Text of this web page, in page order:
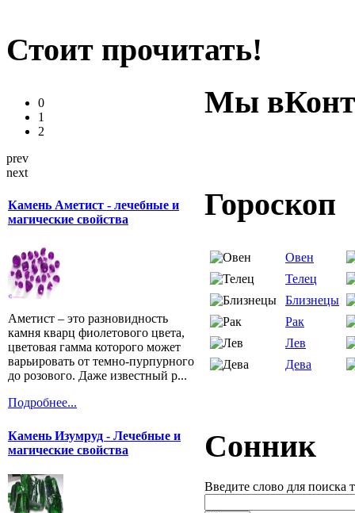
Стоит прочитать!
0
1
2
prev
next
Камень Аметист - лечебные и
магические свойства
Аметист – это разновидность
камня кварц фиолетового цвета,
цветовая гамма которого может
варьировать от темно-пурпурного
до розового. Даже известный р...
Подробнее...
Камень Изумруд - Лечебные и
магические свойства
Мы
Гороскоп
Овен
Телец
Близнецы
Рак
Лев
Дева
Сонник
Введите слово для поиска